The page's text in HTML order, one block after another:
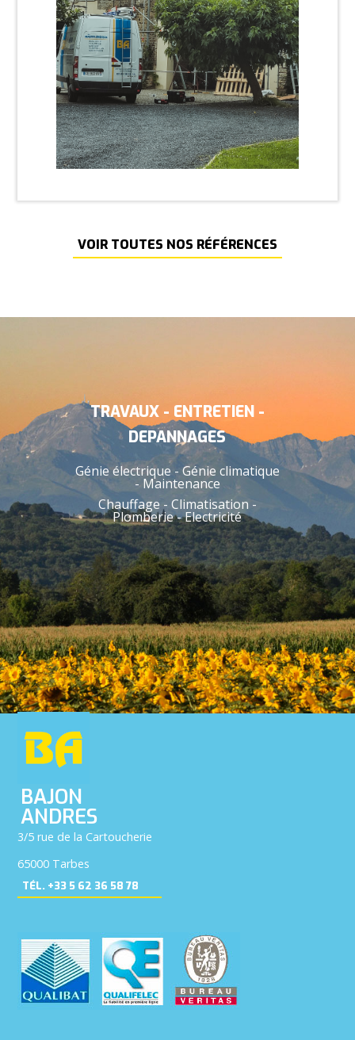
VOIR TOUTES NOS RÉFÉRENCES
TRAVAUX - ENTRETIEN -
DEPANNAGES
Génie électrique - Génie climatique
- Maintenance
Chauffage - Climatisation -
Plomberie - Electricité
BAJON
ANDRES
3/5 rue de la Cartoucherie
65000 Tarbes
TÉL. +33 5 62 36 58 78